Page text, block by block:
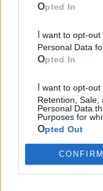
Opted In
Personal Data
Opted In
Retention, Sale,
Personal Data
Purposes for
Opted Out
CONFIRM
98